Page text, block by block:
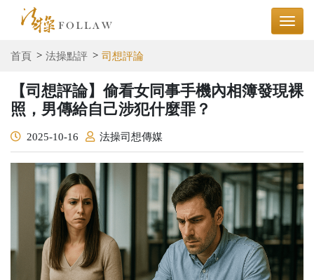
首頁 法操點評 司想評論
【司想評論】偷看女同事手機內相簿發現裸
照，男傳給自己涉犯什麼罪？
2025-10-16 法操司想傳媒